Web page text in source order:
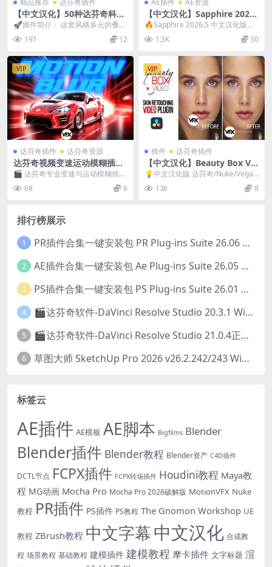
【中文汉化】50种达芬奇科技
故障失真复古艺术视觉特效插
件 MotionVFX – mRestyle 2
🚀插件简介： 这套风格多元的叠加
视觉特效合集，专为提升视频表现
力而设计，能够帮助...
197 12
【中文汉化】Sapphire 2026.
5 Win AE/PR蓝宝石插件
🔥Sapphire 2026.5 中文汉化版蓝
宝石插件 这款深受影视后期、视觉
特... 1.3K 30
VIP
达芬奇插件 达芬奇资源
达芬奇视频变速运动模糊插件
Speedramping / MotionBlu
🎬 达芬奇专业变速与运动模糊插件
套装｜Speedramping + Motion...
68 6
VIP
插件 达芬奇插件
【中文汉化】Beauty Box V6.
0.0 OFX Win— 达芬奇/Nuk
e/Vegas视频人像磨皮润肤美
颜插件
💡中文汉化版 达芬奇/Nuke/Vegas
人像磨皮润肤美颜视频插件 Beaut
y... 136 8
排行榜展示
1 PR插件合集一键安装包 PR Plug-ins Suite 26.06 一键安装PR所有常用插件！
2 AE插件合集一键安装包 Ae Plug-ins Suite 26.05 一键安装AE所有常用插件！
3 PS插件合集一键安装包 PS Plug-ins Suite 26.01 一键安装PS所有常用插件！
4 🎬达芬奇软件-DaVinci Resolve Studio 20.3.1 Win/Mac中文破解版下载
5 🎬达芬奇软件-DaVinci Resolve Studio 21.0.4正式版 Win/Mac中文破解版下载
6 草图大师 SketchUp Pro 2026 v26.2.242/243 Win/Mac破解版 中文版/英文版
标签云
AE插件 AE模板 AE脚本 Bigfilms Blender
Blender插件 Blender教程 Blender资产 C4D插件
DCTL节点 FCPX插件 FCPX转场插件 Houdini教程 Maya教
程 MG动画 Mocha Pro Mocha Pro 2026破解版 MotionVFX Nuke
教程 PR插件 PS插件 PS教程 The Gnomon Workshop UE
教程 ZBrush教程 中文字幕中文汉化 合成教
程 场景教程 基础教程 建模插件 建模教程 摩卡插件 文字标题 渲